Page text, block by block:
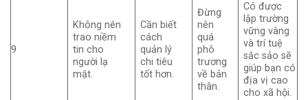
9
Không nên
trao niềm
tin cho
người lạ
mặt.
Cần biết
cách
quản lý
chi tiêu
tốt hơn.
Đừng
nên
quá
phô
trương
về bản
thân.
Có được
lập trường
vững vàng
và trí tuệ
sắc sảo sẽ
giúp bạn có
địa vị cao
cho xã hội.